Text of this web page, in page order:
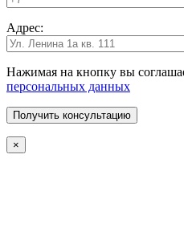
Адрес:
Нажимая на кнопку вы
персональных данных
×